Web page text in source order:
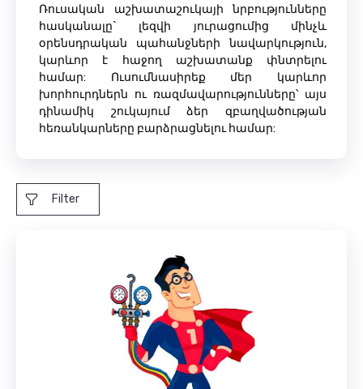
Ռուսական աշխատաշուկայի նրբությունները
հասկանալը` լեզվի յուրացումից մինչև
օրենսդրական պահանջների նավարկություն,
կարևոր է հաջող աշխատանք փնտրելու
համար: Ուսումնասիրեք մեր կարևոր
խորհուրդներն ու ռազմավարությունները՝ այս
դինամիկ շուկայում ձեր զբաղվածության
հեռանկարները բարձրացնելու համար:
Filter